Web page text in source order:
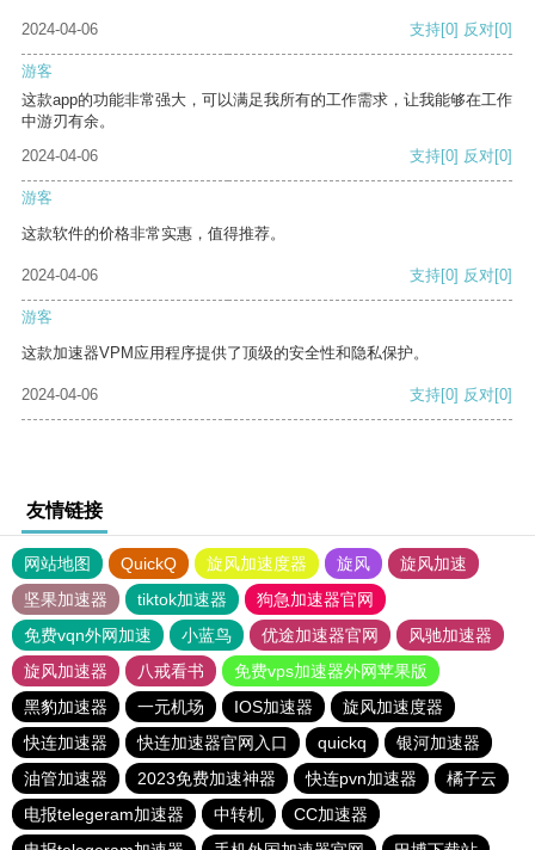
2024-04-06 支持[0] 反对[0]
游客
这款app的功能非常强大，可以满足我所有的工作需求，让我能够在工作
中游刃有余。
2024-04-06
支持[0] 反对[0]
游客
这款软件的价格非常实惠，值得推荐。
2024-04-06 支持[0] 反对[0]
游客
这款加速器VPM应用程序提供了顶级的安全性和隐私保护。
2024-04-06 支持[0] 反对[0]
友情链接
网站地图 QuickQ 旋风加速度器 旋风
旋风加速
坚果加速器
tiktok加速器
狗急加速器官网
免费vqn外网加速
小蓝鸟 优途加速器官网
风驰加速器
旋风加速器
八戒看书
免费vps加速器外网苹果版
黑豹加速器
一元机场 IOS加速器
旋风加速度器
快连加速器
快连加速器官网入口 quickq
银河加速器
油管加速器
2023免费加速神器 快连pvn加速器
橘子云
电报telegeram加速器
中转机
CC加速器